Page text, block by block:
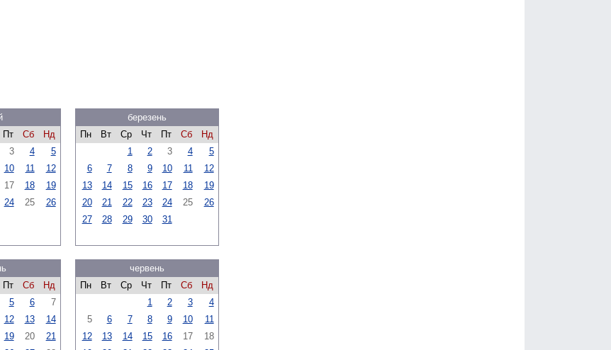
Пт Сб
Нд
3 4
5
10 11
12
17 18
19
24 25
26
березень
Пн
Вт Ср Чт Пт Сб
Нд
1
2 3 4
5
6
7 8 9 10 11
12
13
14 15 16 17 18
19
20
21 22 23 24 25
26
27
28 29 30 31
Пт Сб
Нд
5 6
7
12 13
14
19 20
21
червень
Пн
Вт Ср Чт Пт Сб
Нд
1
2 3
4
5
6 7 8 9 10
11
12
13 14 15 16 17
18